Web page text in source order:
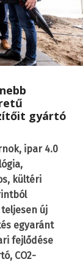
gyártó
ipar 4.0
kültéri
új
egyaránt
fejlődése
CO2-